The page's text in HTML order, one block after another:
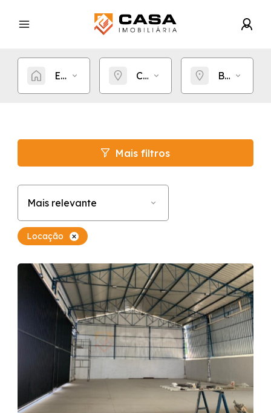
Estou procurando por... Cidade Bairro
Mais filtros
Mais relevante
Locação